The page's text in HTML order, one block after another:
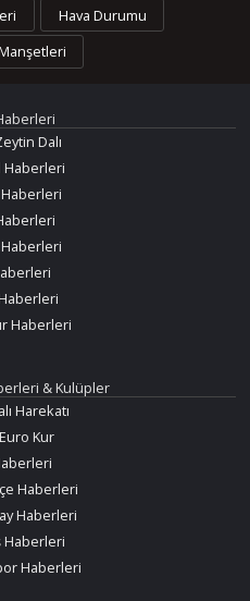
Hava Durumu
Dalı
Haberleri
Haberleri
& Kulüpler
Harekatı
Kur
Haberleri
Haberleri
Haberleri
Haberleri